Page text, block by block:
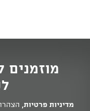
מוזמנים
מדיניות פרטיות,